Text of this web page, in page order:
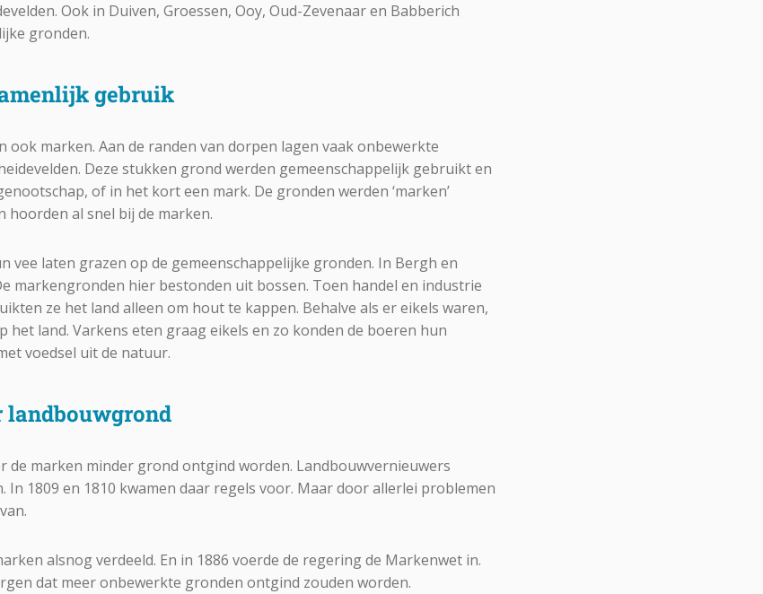
Ook in Duiven, Groessen, Ooy, Oud-Zevenaar en Babberich
gronden.
gebruik
ook marken. Aan de randen van dorpen lagen vaak onbewerkte
Deze stukken grond werden gemeenschappelijk gebruikt en
of in het kort een mark. De gronden werden ‘marken’
hoorden al snel bij de marken.
vee laten grazen op de gemeenschappelijke gronden. In Bergh en
markengronden hier bestonden uit bossen. Toen handel en industrie
ze het land alleen om hout te kappen. Behalve als er eikels waren,
het land. Varkens eten graag eikels en zo konden de boeren hun
voedsel uit de natuur.
landbouwgrond
de marken minder grond ontgind worden. Landbouwvernieuwers
In 1809 en 1810 kwamen daar regels voor. Maar door allerlei problemen
alsnog verdeeld. En in 1886 voerde de regering de Markenwet in.
dat meer onbewerkte gronden ontgind zouden worden.